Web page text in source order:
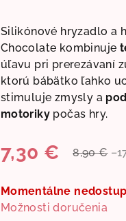
produktu
je
0,0
z
hviezdičiek.
Silikónové hryzadlo a
Chocolate kombinuje
úľavu pri prerezávaní
ktorú bábätko ľahko
stimuluje zmysly a
motoriky počas hry.
8,90 €
7,30 €
Jednotková
Momentálne
Možnosti doručenia